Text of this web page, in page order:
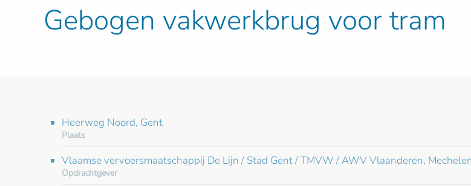
Gebogen vakwerkbrug voor tram
Heerweg Noord, Gent
Plaats
Vlaamse vervoersmaatschappij De Lijn / Stad Gent / TMVW / AWV Vlaanderen,
Opdrachtgever